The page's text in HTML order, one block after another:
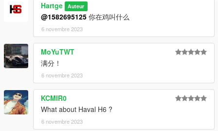
Hartge Auteur
@1582695125 你在鸡叫什么
6 novembre 2023
MoYuTWT
满分！
6 novembre 2023
KCMIR0
What about Haval H6 ?
6 novembre 2023